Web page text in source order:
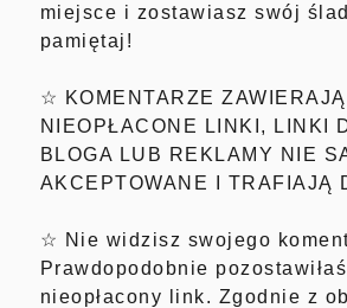
miejsce i zostawiasz swój
pamiętaj!
☆ KOMENTARZE
NIEOPŁACONE LINKI, LINKI
BLOGA LUB REKLAMY NIE
AKCEPTOWANE I TRAFIAJĄ
☆ Nie widzisz swojego
Prawdopodobnie
nieopłacony link. Zgodnie z